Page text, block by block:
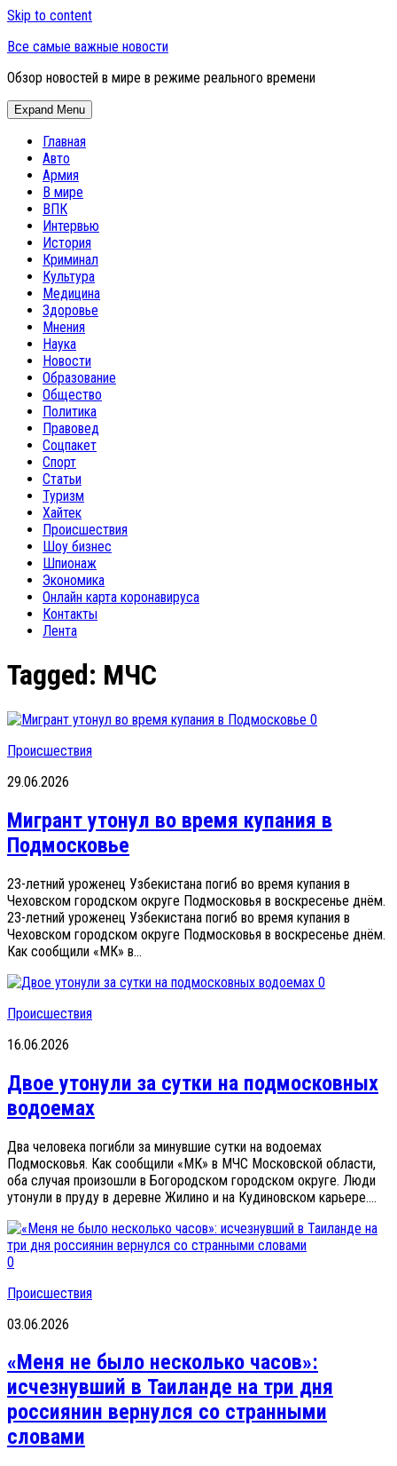
Skip to content
Все самые важные новости
Обзор новостей в мире в режиме реального времени
Expand Menu
Главная
Авто
Армия
В мире
ВПК
Интервью
История
Криминал
Культура
Медицина
Здоровье
Мнения
Наука
Новости
Образование
Общество
Политика
Правовед
Соцпакет
Спорт
Статьи
Туризм
Хайтек
Происшествия
Шоу бизнес
Шпионаж
Экономика
Онлайн карта коронавируса
Контакты
Лента
Tagged: МЧС
0
Происшествия
29.06.2026
Мигрант утонул во время купания в
Подмосковье
23-летний уроженец Узбекистана погиб во время купания в
Чеховском городском округе Подмосковья в воскресенье днём.
23-летний уроженец Узбекистана погиб во время купания в
Чеховском городском округе Подмосковья в воскресенье днём.
Как сообщили «МК» в...
0
Происшествия
16.06.2026
Двое утонули за сутки на подмосковных
водоемах
Два человека погибли за минувшие сутки на водоемах
Подмосковья. Как сообщили «МК» в МЧС Московской области,
оба случая произошли в Богородском городском округе. Люди
утонули в пруду в деревне Жилино и на Кудиновском карьере....
0
Происшествия
03.06.2026
«Меня не было несколько часов»:
исчезнувший в Таиланде на три дня
россиянин вернулся со странными
словами